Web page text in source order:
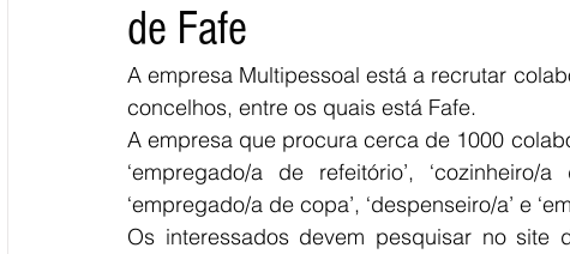
de Fafe
A empresa Multipessoal está a recrutar
concelhos, entre os quais está Fafe.
A empresa que procura cerca de 1000
‘empregado/a de refeitório’,
‘empregado/a de copa’, ‘despenseiro/a’ e
Os interessados devem pesquisar no site